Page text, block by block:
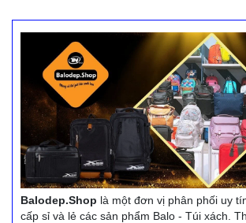
Balodep.Shop là một đơn vị phân phối uy
cấp sỉ và lẻ các sản phẩm Balo - Túi xách.